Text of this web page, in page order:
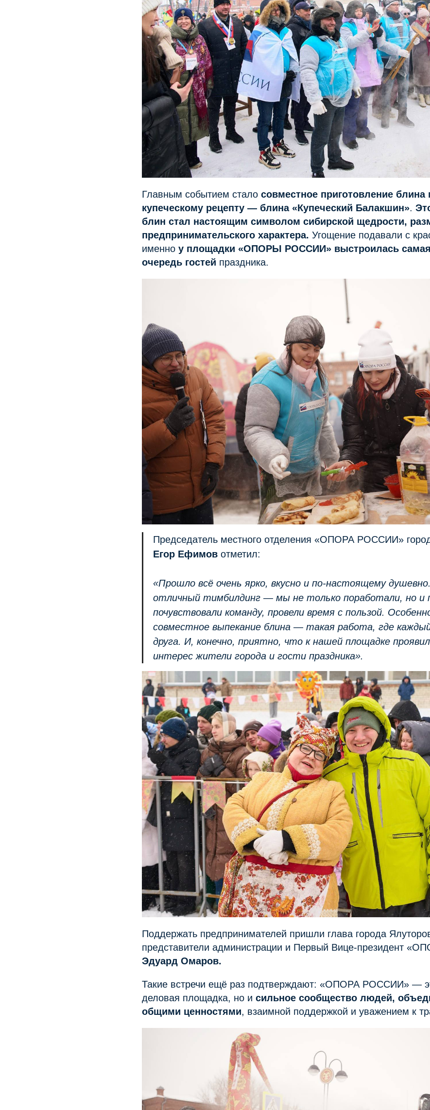
Главным событием стало совместное приготовление блина
купеческому рецепту — блина «Купеческий Балакшин».
блин стал настоящим символом сибирской щедрости,
предпринимательского характера. Угощение подавали с
именно у площадки «ОПОРЫ РОССИИ» выстроилась
очередь гостей праздника.
Председатель местного отделения «ОПОРА РОССИИ»
Егор Ефимов отметил:
«Прошло всё очень ярко, вкусно и по-настоящему
отличный тимбилдинг — мы не только поработали, но и
почувствовали команду, провели время с пользой.
совместное выпекание блина — такая работа, где
друга. И, конечно, приятно, что к нашей площадке
интерес жители города и гости праздника».
Поддержать предпринимателей пришли глава города
представители администрации и Первый Вице-президент
Эдуард Омаров.
Такие встречи ещё раз подтверждают: «ОПОРА РОССИИ» —
деловая площадка, но и сильное сообщество людей,
общими ценностями, взаимной поддержкой и уважением к